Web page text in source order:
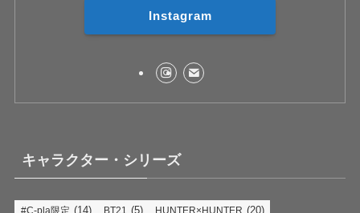
Instagram
キャラクター・シリーズ
#C-pla限定 (14) BT21 (5) HUNTER×HUNTER (20)